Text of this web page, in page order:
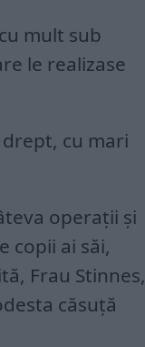
mult sub
le realizase
cu mari
operaţii şi
copii ai săi,
Frau Stinnes,
căsuţă